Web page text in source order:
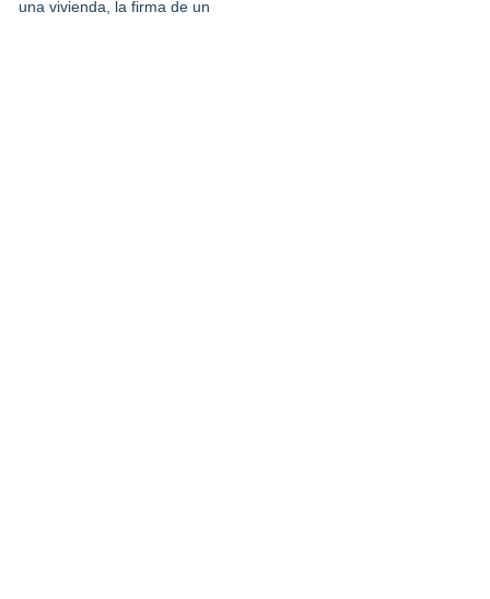
una vivienda, la firma de un